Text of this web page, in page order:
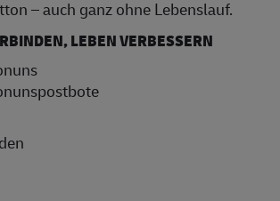
– auch ganz ohne Lebenslauf.
LEBEN VERBESSERN